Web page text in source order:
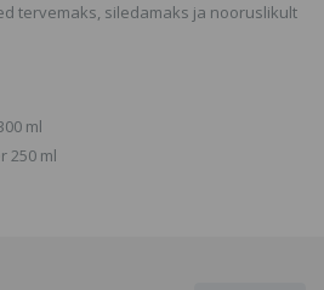
tervemaks, siledamaks ja nooruslikult
ml
250 ml